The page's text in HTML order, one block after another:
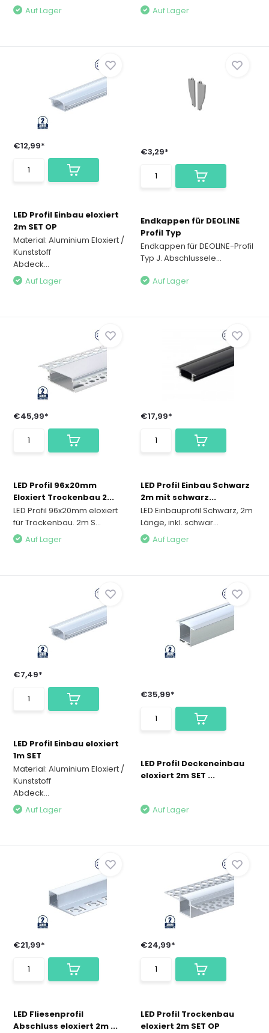
Auf Lager Auf Lager
€12,99*
LED Profil Einbau eloxiert
2m SET OP
Material: Aluminium Eloxiert /
Kunststoff
Abdeck...
Auf Lager
€3,29*
Endkappen für DEOLINE
Profil Typ
Endkappen für DEOLINE-Profil
Typ J. Abschlussele...
Auf Lager
€45,99*
LED Profil 96x20mm
Eloxiert Trockenbau 2...
LED Profil 96x20mm eloxiert
für Trockenbau. 2m S...
Auf Lager
€17,99*
LED Profil Einbau Schwarz
2m mit schwarz...
LED Einbauprofil Schwarz, 2m
Länge, inkl. schwar...
Auf Lager
€7,49*
LED Profil Einbau eloxiert
1m SET
Material: Aluminium Eloxiert /
Kunststoff
Abdeck...
Auf Lager
€35,99*
LED Profil Deckeneinbau
eloxiert 2m SET ...
Auf Lager
€21,99*
LED Fliesenprofil
Abschluss eloxiert 2m ...
€24,99*
LED Profil Trockenbau
eloxiert 2m SET OP